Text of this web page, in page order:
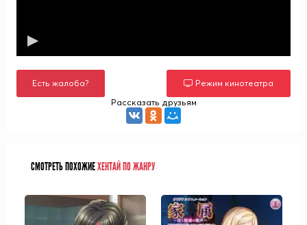
Есть жалоба?
Режим кинотеатра
Рассказать друзьям
СМОТРЕТЬ ПОХОЖИЕХЕНТАЙ ПО ЖАНРУ